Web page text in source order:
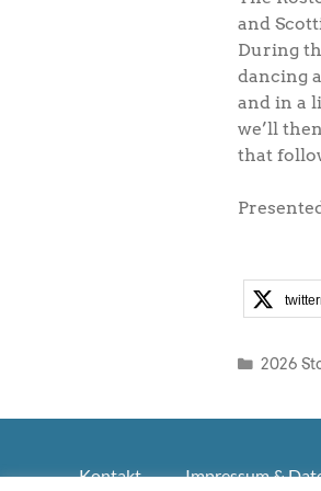
and
During
dancing
and in a
we’ll
that
2026
Kontakt Impressum &